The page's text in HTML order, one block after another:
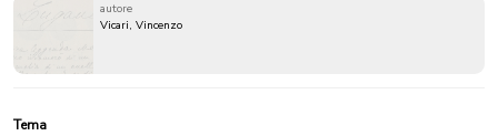
autore
Vicari, Vincenzo
Tema